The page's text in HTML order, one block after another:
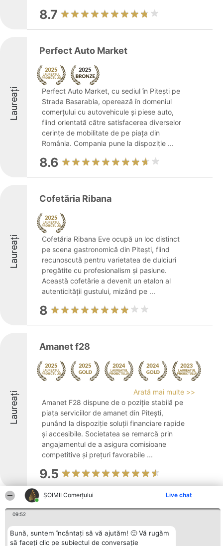
ȘOIMII Comerțului Live chat
09:52
Bună, suntem încântați să vă ajutăm! 🙂 Vă rugăm
să faceți clic pe subiectul de conversație
8.7
Laureați
Perfect Auto Market
Perfect Auto Market, cu sediul în Pitești pe
Strada Basarabia, operează în domeniul
comerțului cu autovehicule și piese auto,
fiind orientată către satisfacerea diverselor
cerințe de mobilitate de pe piața din
România. Compania pune la dispoziție ...
8.6
Laureați
Cofetăria Ribana
Cofetăria Ribana Eve ocupă un loc distinct
pe scena gastronomică din Pitești, fiind
recunoscută pentru varietatea de dulciuri
pregătite cu profesionalism și pasiune.
Această cofetărie a devenit un etalon al
autenticității gustului, mizând pe ...
8
Laureați
Amanet f28
Arată mai multe >>
Amanet F28 dispune de o poziție stabilă pe
piața serviciilor de amanet din Pitești,
punând la dispoziție soluții financiare rapide
și accesibile. Societatea se remarcă prin
angajamentul de a asigura comisioane
competitive și prețuri favorabile ...
9.5
Laureați
Vinmag